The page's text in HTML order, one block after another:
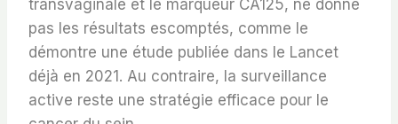
transvaginale et le marqueur CA125, ne donne
pas les résultats escomptés, comme le
démontre une étude publiée dans le Lancet
déjà en 2021. Au contraire, la surveillance
active reste une stratégie efficace pour le